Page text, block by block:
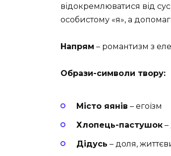
відокремлюватися від
особистому «я», а
Напрям – романтизм з
Образи-символи твору:
Місто яянів – егоїзм
Хлопець-пастушок –
Дідусь – доля,